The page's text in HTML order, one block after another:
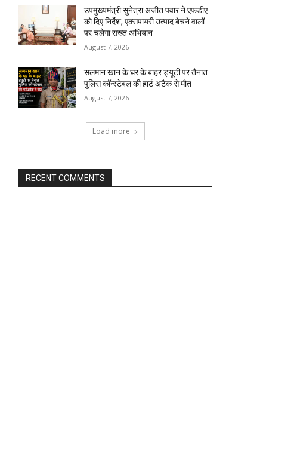
उपमुख्यमंत्री सुनेत्रा अजीत पवार ने एफडीए
को दिए निर्देश, एक्सपायरी उत्पाद बेचने वालों
पर चलेगा सख्त अभियान
August 7, 2026
सलमान खान के घर के बाहर ड्यूटी पर तैनात
पुलिस कॉन्स्टेबल की हार्ट अटैक से मौत
August 7, 2026
Load more
RECENT COMMENTS